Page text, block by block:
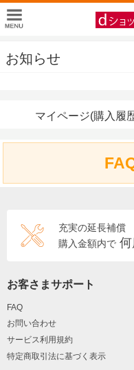
お知らせ
マイページ(購入履
充実の延長補償
購入金額内で
お客さまサポート
FAQ
お問い合わせ
サービス利用規約
特定商取引法に基づく表示